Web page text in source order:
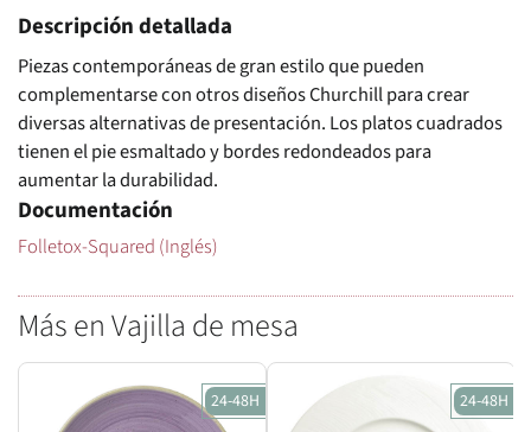
Descripción detallada
Piezas contemporáneas de gran estilo que pueden
complementarse con otros diseños Churchill para crear
diversas alternativas de presentación. Los platos cuadrados
tienen el pie esmaltado y bordes redondeados para
aumentar la durabilidad.
Documentación
Folletox-Squared (Inglés)
Más en Vajilla de mesa
24-48H 24-48H